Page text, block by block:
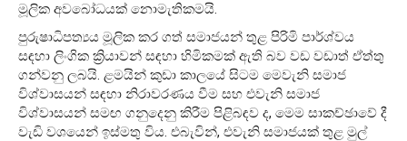
මූලික අවබෝධයක් නොමැතිකමයි.
පුරුෂාධිපත්‍යය මූලික කර ගත් සමාජයන් තුළ පිරිමි පාර්ශ්වය
සඳහා ලිංගික ක්‍රියාවන් සඳහා හිමිකමක් ඇති බව වඩ වඩාත් ඒත්තු
ගන්වනු ලබයි. ළමයින් කුඩා කාලයේ සිටම මෙවැනි සමාජ
විශ්වාසයන් සඳහා නිරාවරණය වීම සහ එවැනි සමාජ
විශ්වාසයන් සමඟ ගනුදෙනු කිරීම පිළිබඳව ද, මෙම සාකච්ඡාවේ දී
වැඩි වශයෙන් ඉස්මතු විය. එබැවින්, එවැනි සමාජයක් තුළ මුල්